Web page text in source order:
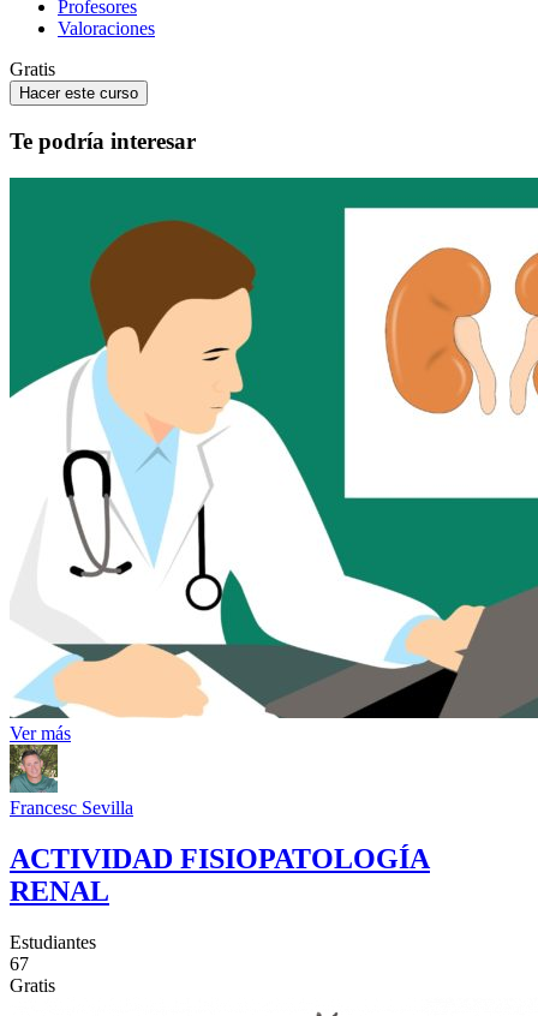
Profesores
Valoraciones
Gratis
Hacer este curso
Te podría interesar
Ver más
Francesc Sevilla
ACTIVIDAD FISIOPATOLOGÍA
RENAL
Estudiantes
67
Gratis